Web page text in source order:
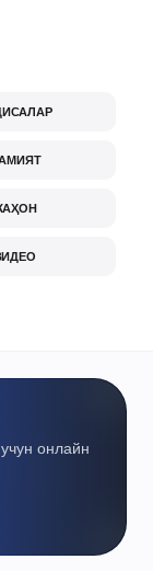
онлайн